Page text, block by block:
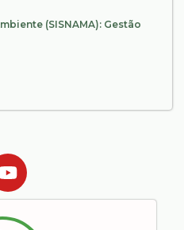
(SISNAMA): Gestão